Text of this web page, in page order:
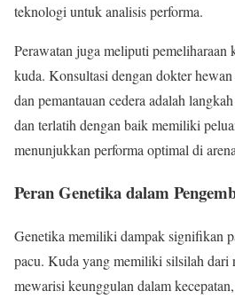
teknologi untuk analisis performa.
Perawatan juga meliputi pemeliharaan
kuda. Konsultasi dengan dokter
dan pemantauan cedera adalah
dan terlatih dengan baik memiliki
menunjukkan performa optimal di
Peran Genetika dalam
Genetika memiliki dampak signifikan
pacu. Kuda yang memiliki silsilah dari
mewarisi keunggulan dalam